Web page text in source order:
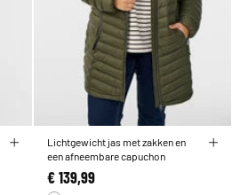
Lichtgewicht jas met zakken en
een afneembare capuchon
€ 139,99